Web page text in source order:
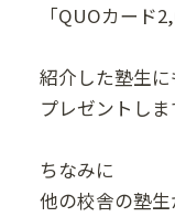
「QUOカード
紹介した塾生
プレゼントし
ちなみに
他の校舎の塾生